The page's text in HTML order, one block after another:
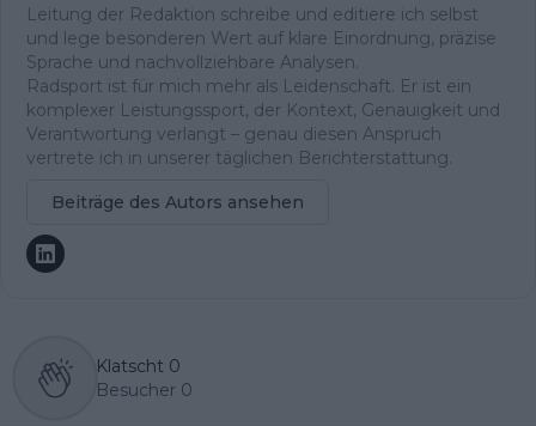
Leitung der Redaktion schreibe und editiere ich selbst
und lege besonderen Wert auf klare Einordnung, präzise
Sprache und nachvollziehbare Analysen.
Radsport ist für mich mehr als Leidenschaft. Er ist ein
komplexer Leistungssport, der Kontext, Genauigkeit und
Verantwortung verlangt – genau diesen Anspruch
vertrete ich in unserer täglichen Berichterstattung.
Beiträge des Autors ansehen
Klatscht 0
Besucher 0